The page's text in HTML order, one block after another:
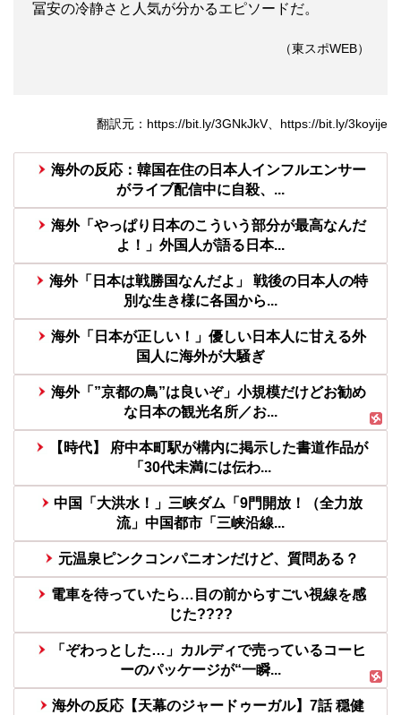
冨安の冷静さと人気が分かるエピソードだ。
（東スポWEB）
翻訳元：https://bit.ly/3GNkJkV、https://bit.ly/3koyije
海外の反応：韓国在住の日本人インフルエンサー
がライブ配信中に自殺、...
海外「やっぱり日本のこういう部分が最高なんだ
よ！」外国人が語る日本...
海外「日本は戦勝国なんだよ」 戦後の日本人の特
別な生き様に各国から...
海外「日本が正しい！」優しい日本人に甘える外
国人に海外が大騒ぎ
海外「”京都の鳥”は良いぞ」小規模だけどお勧め
な日本の観光名所／お...
【時代】 府中本町駅が構内に掲示した書道作品が
「30代未満には伝わ...
中国「大洪水！」三峡ダム「9門開放！（全力放
流」中国都市「三峡沿線...
元温泉ピンクコンパニオンだけど、質問ある？
電車を待っていたら…目の前からすごい視線を感
じた????
「ぞわっとした…」カルディで売っているコーヒ
ーのパッケージが“一瞬...
海外の反応【天幕のジャードゥーガル】7話 穏健